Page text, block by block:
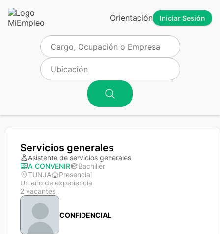
Orientación Iniciar Sesión
Servicios generales
Asistente de servicios generales
A CONVENIR
Bachiller
TUNJA
Presencial
Un año de experiencia
2 vacantes
CONFIDENCIAL